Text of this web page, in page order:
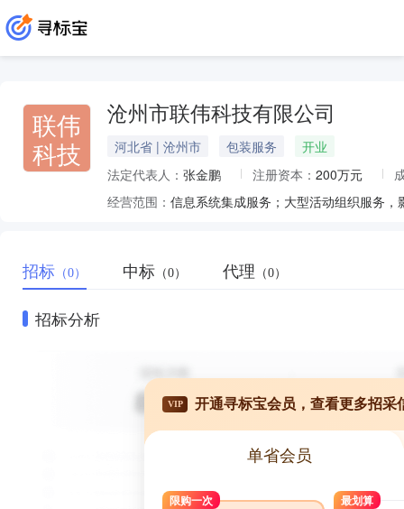
联伟
科技
沧州市联伟科技有限公司
河北省 | 沧州市 包装服务
开业
法定代表人： 张金鹏 注册资本： 200万元
经营范围：
招标 （0） 中标 （0） 代理 （0）
招标分析
VIP 开通寻标宝会员，查看更多招采
单省会员
限购一次 最划算